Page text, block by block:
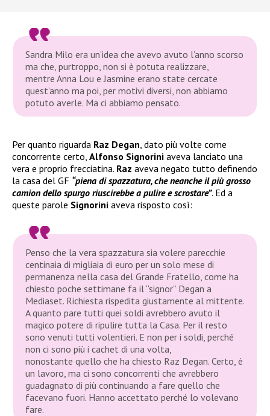
Sandra Milo era un’idea che avevo avuto l’anno scorso
ma che, purtroppo, non si è potuta realizzare,
mentre Anna Lou e Jasmine erano state cercate
quest’anno ma poi, per motivi diversi, non abbiamo
potuto averle. Ma ci abbiamo pensato.
Per quanto riguarda Raz Degan , dato più volte come
concorrente certo, Alfonso Signorini aveva lanciato una
vera e proprio frecciatina. Raz aveva negato tutto definendo
la casa del GF “piena di spazzatura, che neanche il più grosso
camion dello spurgo riuscirebbe a pulire e scrostare”. Ed a
queste parole Signorini aveva risposto così:
Penso che la vera spazzatura sia volere parecchie
centinaia di migliaia di euro per un solo mese di
permanenza nella casa del Grande Fratello, come ha
chiesto poche settimane fa il “signor” Degan a
Mediaset. Richiesta rispedita giustamente al mittente.
A quanto pare tutti quei soldi avrebbero avuto il
magico potere di ripulire tutta la Casa. Per il resto
sono venuti tutti volentieri. E non per i soldi, perché
non ci sono più i cachet di una volta,
nonostante quello che ha chiesto Raz Degan. Certo, è
un lavoro, ma ci sono concorrenti che avrebbero
guadagnato di più continuando a fare quello che
facevano fuori. Hanno accettato perché lo volevano
fare.